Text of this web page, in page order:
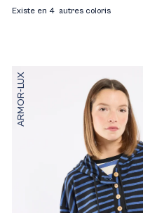
Existe en 4 autres coloris
ARMOR-LUX